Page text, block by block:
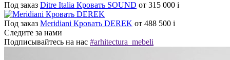
Под заказ Ditre Italia Кровать SOUND от 315 000 i
Под заказ Meridiani Кровать DEREK от 488 500 i
Следите за нами
Подписывайтесь на нас #arhitectura_mebeli